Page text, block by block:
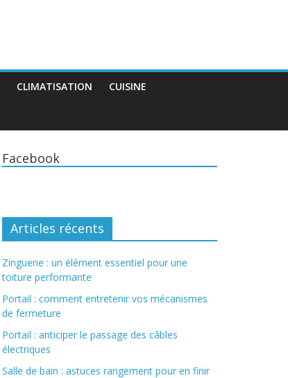
CLIMATISATION CUISINE
Facebook
Articles récents
Zinguerie : un élément essentiel pour une
toiture performante
Portail : comment entretenir vos mécanismes
de fermeture
Portail : anticiper le passage des câbles
électriques
Salle de bain : astuces rangement pour en finir